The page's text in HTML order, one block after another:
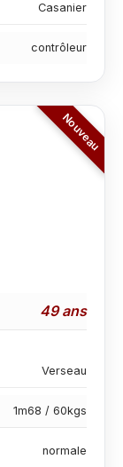
Casanier
contrôleur
49 ans
Verseau
1m68 / 60kgs
normale